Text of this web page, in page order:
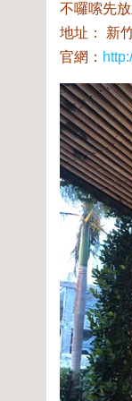
不囉嗦先
地址： 新
官網：